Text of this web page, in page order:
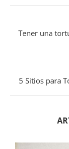
Tener una
5 Sitios para